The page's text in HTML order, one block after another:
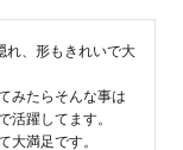
れ、形もきれいで大
みたらそんな事は
活躍してます。
大満足です。